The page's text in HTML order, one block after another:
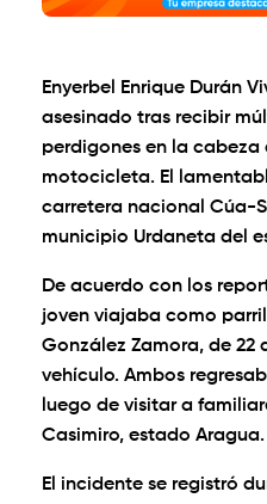
Enyerbel Enrique Durán
asesinado tras recibir
perdigones en la
motocicleta. El
carretera nacional Cúa-
municipio Urdaneta del
De acuerdo con los
joven viajaba como
González Zamora, de 22
vehículo. Ambos
luego de visitar a
Casimiro, estado Aragua.
El incidente se registró